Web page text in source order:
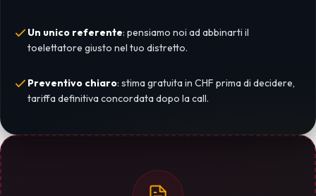
Un unico referente: pensiamo noi ad abbinarti il
toelettatore giusto nel tuo distretto.
Preventivo chiaro: stima gratuita in CHF prima di decidere,
tariffa definitiva concordata dopo la call.